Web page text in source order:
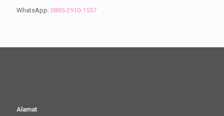
WhatsApp: 0895-2510-1557
Alamat